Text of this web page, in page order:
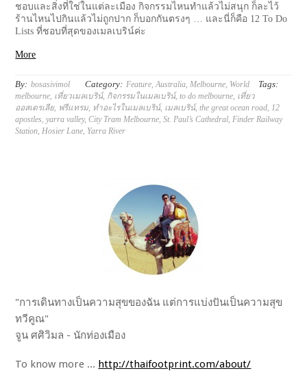
ชอบและสิ่งที่ใช่ในแต่ละเมือง กิจกรรมไหนทำแล้วไม่สนุก ก็ละไว้
ร้านไหนไปกินแล้วไม่ถูกปาก ก็บอกกันตรงๆ … และนี่ก็คือ 12 To Do
Lists ที่ชอบที่สุดของเมลเบริน์ค่ะ
More
By: bosasivimol Category: Feature,Australia,Melbourne, World Tags:
melbourne, เที่ยวเมลเบริน์, กิจกรรมในเมลเบริน์,to do melbourne, เที่ยว
ออสเตรเลีย, ฟรีแทรม, ทำอะไรในเมลเบริน์, เมลเบริน์,the great ocean road, 12
apostles,yarra valley,City Tram Melbourne,St. Paul’s Cathedral,Finder Railway
Station,Hosier Lane, Yarra River
"การเดินทางเป็นความสุขของฉัน แต่การแบ่งปันเป็นความสุข
ทวีคูณ"
จูน ศศิวิมล - นักท่องเมือง
To know more ... http://thaifootprint.com/about/